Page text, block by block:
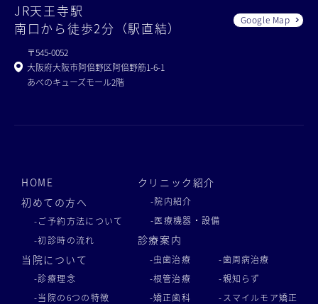
JR天王寺駅
南口から徒歩2分（駅直結）
Google Map
〒545-0052
大阪府大阪市阿倍野区阿倍野筋1-6-1
あべのキューズモール2階
HOME
初めての方へ
-ご予約方法について
-初診時の流れ
当院について
-診療理念
-当院の6つの特徴
クリニック紹介
-院内紹介
-医療機器・設備
診療案内
-虫歯治療
-根管治療
-矯正歯科
-歯周病治療
-親知らず
-スマイルモア矯正